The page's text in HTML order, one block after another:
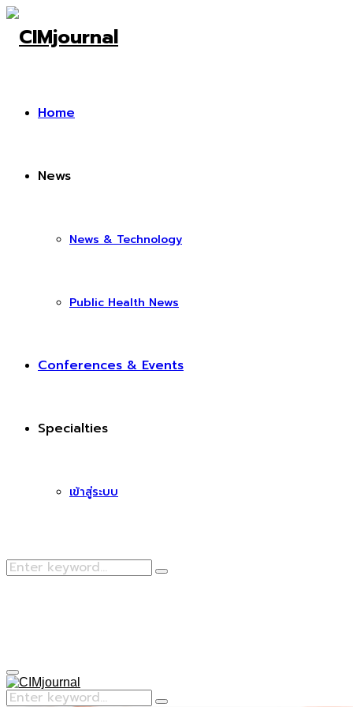
Home
News
News & Technology
Public Health News
Conferences & Events
Specialties
เข้าสู่ระบบ
Search
Search
Primary
Menu
Search